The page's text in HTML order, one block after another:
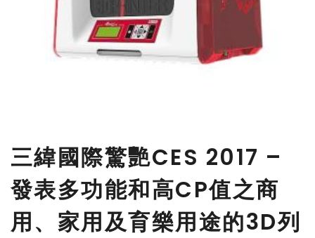
三緯國際驚艷CES 2017 –
發表多功能和高CP值之商
用、家用及育樂用途的3D列